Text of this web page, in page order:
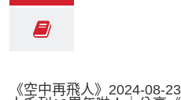
《空中再飛人》2024-08-